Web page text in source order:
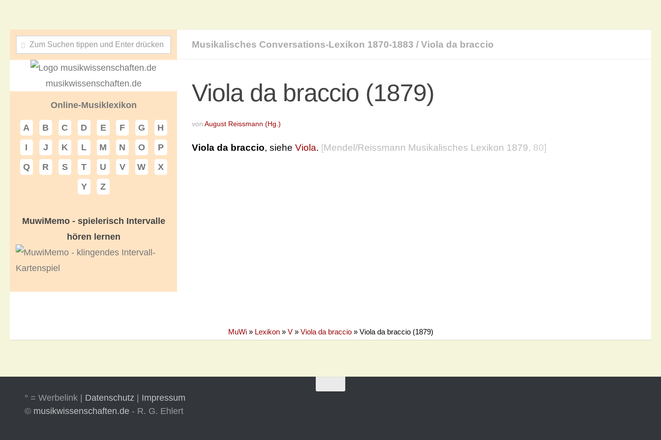
Musikalisches Conversations-Lexikon 1870-1883 / Viola da braccio
Viola da braccio (1879)
von August Reissmann (Hg.)
Viola da braccio, siehe Viola. [Mendel/Reissmann Musikalisches Lexikon 1879, 80]
musikwissenschaften.de
Online-Musiklexikon
A B C D E F G
H
I
J K L M N O
P
Q
R S T U V W
X
Y
Z
MuwiMemo - spielerisch Intervalle
hören lernen
MuWi» Lexikon» V» Viola da braccio» Viola da braccio (1879)
° = Werbelink | Datenschutz
Impressum
© musikwissenschaften.de - R. G. Ehlert